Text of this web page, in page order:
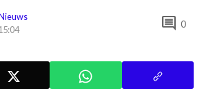
comment 0